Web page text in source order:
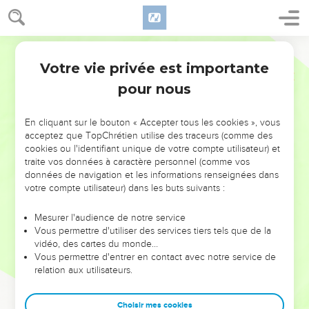
NE MANQUEZ PAS L’ÉVÉNEMENT
DE L’ANNÉE !
ET SI LEURS ERREURS POUVAIENT VOUS ÉVITER LES
VOTRES ?
leur foi ou leur vision. Mais on voit moins les doutes, les erreurs
et les saisons difficiles qu'ils ont traversés, alors même que ce
sont elles qui les ont façonnés.
Dans cette conférence, leaders, entrepreneurs, et responsables
clés pour avancer avec plus de sagesse afin que leurs erreurs
Votre vie privée est importante
pour nous
En cliquant sur le bouton « Accepter tous les cookies », vous
acceptez que TopChrétien utilise des traceurs (comme des
cookies ou l'identifiant unique de votre compte utilisateur) et
traite vos données à caractère personnel (comme vos
données de navigation et les informations renseignées dans
votre compte utilisateur) dans les buts suivants :
Mesurer l'audience de notre service
Vous permettre d'utiliser des services tiers tels que de la
vidéo, des cartes du monde…
Vous permettre d'entrer en contact avec notre service de
relation aux utilisateurs.
Choisir mes cookies